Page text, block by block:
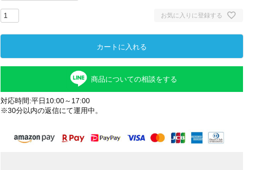
お気に入りに登録する
カートに入れる
商品についての相談をする
対応時間:平日10:00～17:00
※30分以内の返信にて運用中。